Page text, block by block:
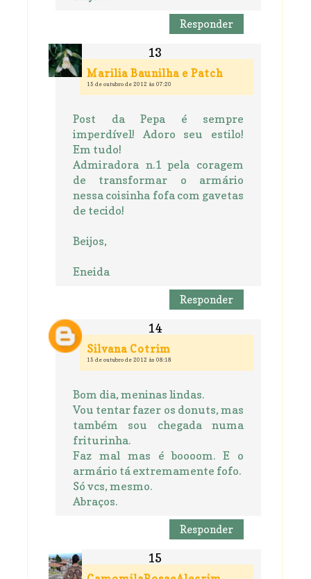
Responder
Marilia Baunilha e Patch
15 de outubro de 2012 às 07:20
Post da Pepa é sempre
imperdível! Adoro seu estilo!
Em tudo!
Admiradora n.1 pela coragem
de transformar o armário
nessa coisinha fofa com gavetas
de tecido!
Beijos,
Eneida
Responder
Silvana Cotrim
15 de outubro de 2012 às 08:18
Bom dia, meninas lindas.
Vou tentar fazer os donuts, mas
também sou chegada numa
friturinha.
Faz mal mas é boooom. E o
armário tá extremamente fofo.
Só vcs, mesmo.
Abraços.
Responder